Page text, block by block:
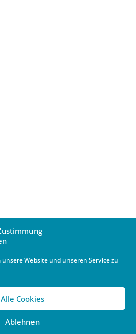
Website und unseren Service zu
Alle Cookies
Ablehnen